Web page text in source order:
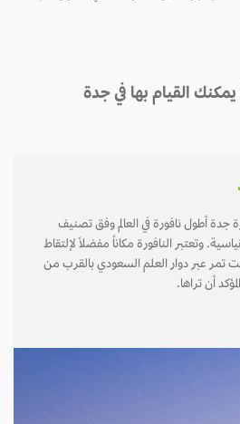
القيام بها في جدة
جدة أطول نافورة في العالم وفق تصنيف
وتعتبر النافورة مكاناً مفضلاً لإلتقاط
عبر دوار العلم السعودي بالقرب من
أن تراها.